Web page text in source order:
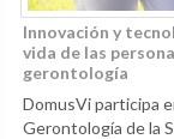
Innovación y
vida de las
gerontología
DomusVi participa
Gerontología de la